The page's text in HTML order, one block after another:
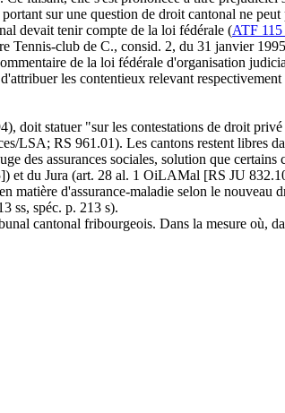
sur une question de droit cantonal ne
devait tenir compte de la loi fédérale (ATF
Tennis-club de C., consid. 2, du 31 janvier
de la loi fédérale d'organisation
les contentieux relevant
statuer "sur les contestations de droit
LSA; RS 961.01). Les cantons restent libres
des assurances sociales, solution que
du Jura (art. 28 al. 1 OiLAMal [RS JU
d'assurance-maladie selon le
ss, spéc. p. 213 s).
cantonal fribourgeois. Dans la mesure où,